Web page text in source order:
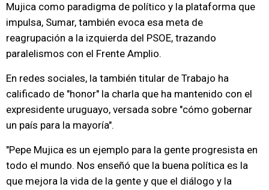
Mujica como paradigma de político y la plataforma que
impulsa, Sumar, también evoca esa meta de
reagrupación a la izquierda del PSOE, trazando
paralelismos con el Frente Amplio.
En redes sociales, la también titular de Trabajo ha
calificado de "honor" la charla que ha mantenido con el
expresidente uruguayo, versada sobre "cómo gobernar
un país para la mayoría".
"Pepe Mujica es un ejemplo para la gente progresista en
todo el mundo. Nos enseñó que la buena política es la
que mejora la vida de la gente y que el diálogo y la